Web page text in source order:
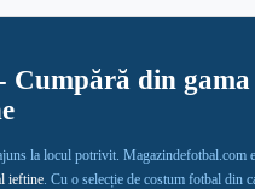
Cumpără din
la locul potrivit. Magazindefotbal.com
ieftine . Cu o selecție de costum fotbal din